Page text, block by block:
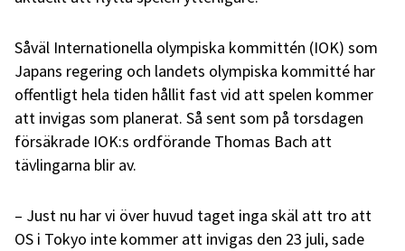
Såväl Internationella olympiska kommittén (IOK) som
Japans regering och landets olympiska kommitté har
offentligt hela tiden hållit fast vid att spelen kommer
att invigas som planerat. Så sent som på torsdagen
försäkrade IOK:s ordförande Thomas Bach att
tävlingarna blir av.
– Just nu har vi över huvud taget inga skäl att tro att
OS i Tokyo inte kommer att invigas den 23 juli, sade